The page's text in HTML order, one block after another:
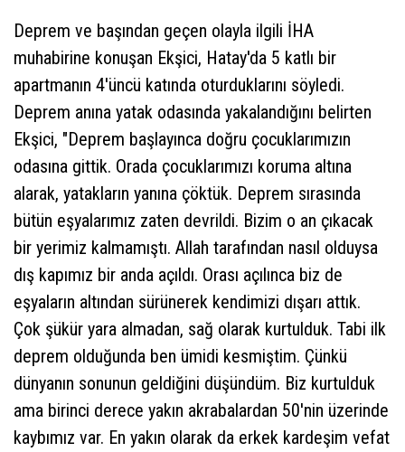
Deprem ve başından geçen olayla ilgili İHA
muhabirine konuşan Ekşici, Hatay'da 5 katlı bir
apartmanın 4'üncü katında oturduklarını söyledi.
Deprem anına yatak odasında yakalandığını belirten
Ekşici, "Deprem başlayınca doğru çocuklarımızın
odasına gittik. Orada çocuklarımızı koruma altına
alarak, yatakların yanına çöktük. Deprem sırasında
bütün eşyalarımız zaten devrildi. Bizim o an çıkacak
bir yerimiz kalmamıştı. Allah tarafından nasıl olduysa
dış kapımız bir anda açıldı. Orası açılınca biz de
eşyaların altından sürünerek kendimizi dışarı attık.
Çok şükür yara almadan, sağ olarak kurtulduk. Tabi ilk
deprem olduğunda ben ümidi kesmiştim. Çünkü
dünyanın sonunun geldiğini düşündüm. Biz kurtulduk
ama birinci derece yakın akrabalardan 50'nin üzerinde
kaybımız var. En yakın olarak da erkek kardeşim vefat